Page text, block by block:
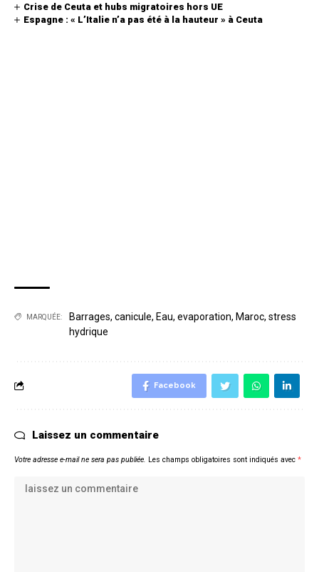
Crise de Ceuta et hubs migratoires hors UE
Espagne : « L’Italie n’a pas été à la hauteur » à Ceuta
MARQUÉE: Barrages, canicule, Eau, evaporation, Maroc, stress
hydrique
Facebook
Laissez un commentaire
Votre adresse e-mail ne sera pas publiée. Les champs obligatoires sont indiqués avec *